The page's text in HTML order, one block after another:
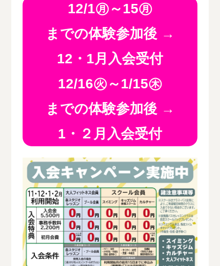
12/1㊊～15㊊
までの体験参加後 →
12・1月入会受付
12/16㊋～1/15㊍
までの体験参加後 →
1・２月入会受付